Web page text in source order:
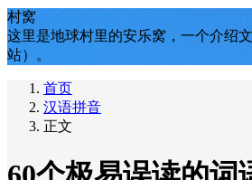
村窝
这里是地球村里的安乐窝，一个介绍
站）。
首页
汉语拼音
正文